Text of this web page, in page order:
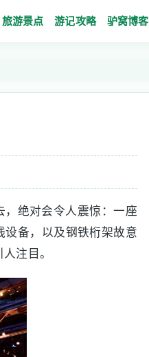
旅游景点 游记攻略 驴窝博客
绝对会令人震惊：一座
备，以及钢铁桁架故意
注目。